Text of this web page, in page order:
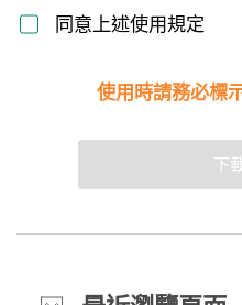
同意上述使用規定
使用時請務必標
下